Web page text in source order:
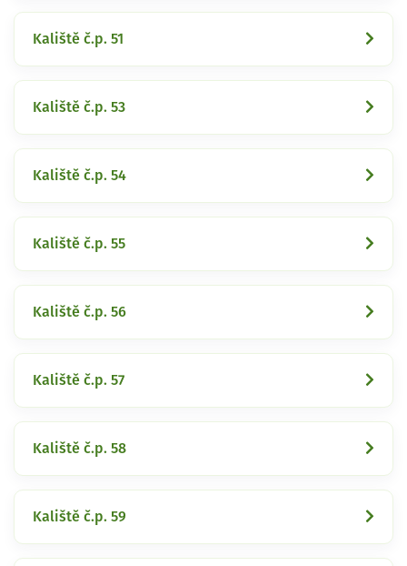
Kaliště č.p. 51
Kaliště č.p. 53
Kaliště č.p. 54
Kaliště č.p. 55
Kaliště č.p. 56
Kaliště č.p. 57
Kaliště č.p. 58
Kaliště č.p. 59